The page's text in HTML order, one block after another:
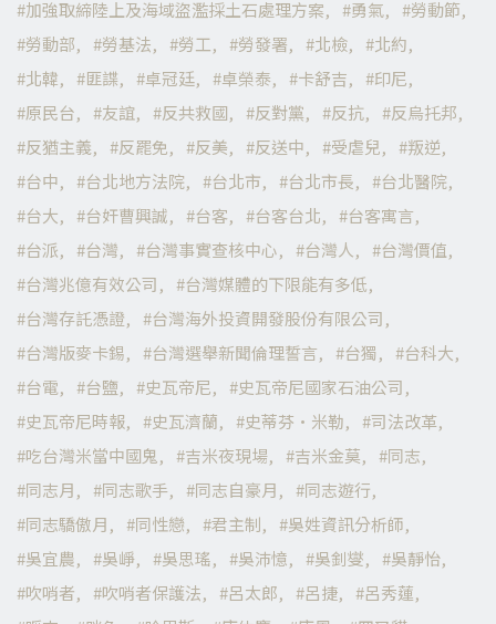
加強取締陸上及海域盜濫採土石處理方案
勇氣
勞動節
勞動部
勞基法 勞工 勞發署 北檢
北約
北韓
匪諜 卓冠廷 卓榮泰 卡舒吉
印尼
原民台
友誼 反共救國 反對黨 反抗
反烏托邦
反猶主義
反罷免 反美 反送中 受虐兒
叛逆
台中
台北地方法院 台北市 台北市長
台北醫院
台大
台奸曹興誠 台客 台客台北
台客寓言
台派
台灣 台灣事實查核中心 台灣人
台灣價值
台灣兆億有效公司
台灣媒體的下限能有多低
台灣存託憑證
台灣海外投資開發股份有限公司
台灣版麥卡錫
台灣選舉新聞倫理誓言 台獨
台科大
台電
台鹽 史瓦帝尼
史瓦帝尼國家石油公司
史瓦帝尼時報
史瓦濟蘭 史蒂芬·米勒
司法改革
吃台灣米當中國鬼
吉米夜現場 吉米金莫
同志
同志月
同志歌手 同志自豪月
同志遊行
同志驕傲月
同性戀 君主制
吳姓資訊分析師
吳宜農
吳崢 吳思瑤 吳沛憶 吳釗燮
吳靜怡
吹哨者
吹哨者保護法 呂太郎 呂捷
呂秀蓮